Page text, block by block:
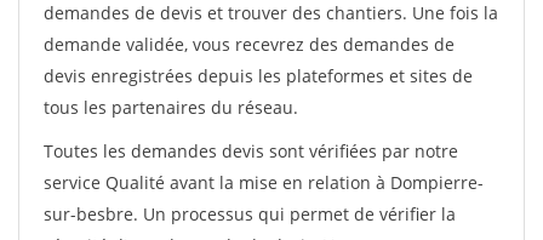
demandes de devis et trouver des chantiers. Une fois la
demande validée, vous recevrez des demandes de
devis enregistrées depuis les plateformes et sites de
tous les partenaires du réseau.
Toutes les demandes devis sont vérifiées par notre
service Qualité avant la mise en relation à Dompierre-
sur-besbre. Un processus qui permet de vérifier la